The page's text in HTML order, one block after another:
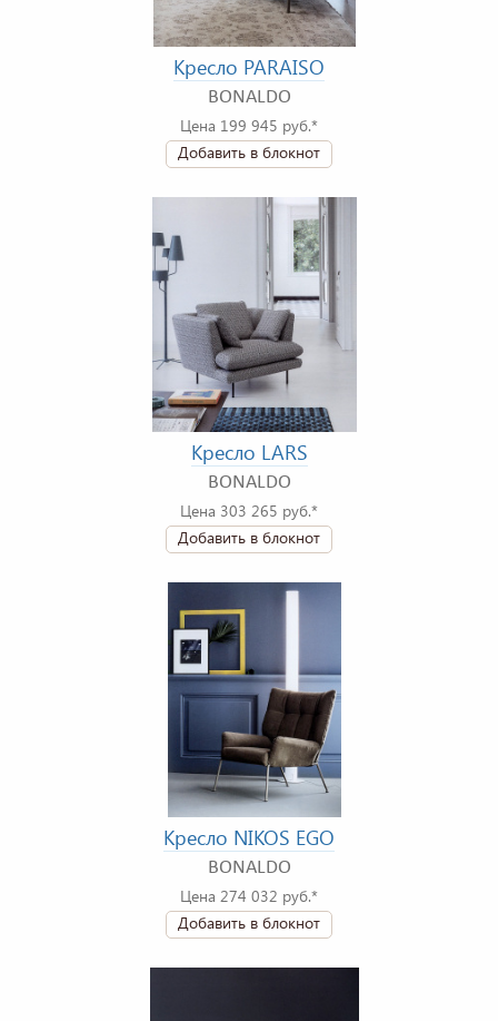
Кресло PARAISO
BONALDO
Цена 199 945 руб.*
Добавить в блокнот
Кресло LARS
BONALDO
Цена 303 265 руб.*
Добавить в блокнот
Кресло NIKOS EGO
BONALDO
Цена 274 032 руб.*
Добавить в блокнот